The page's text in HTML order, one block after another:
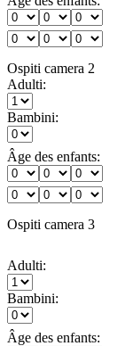
Ospiti camera 2
Adulti:
Bambini:
Âge des enfants:
Ospiti camera 3
Adulti:
Bambini:
Âge des enfants: